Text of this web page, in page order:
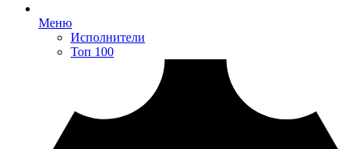
Меню
Исполнители
Топ 100